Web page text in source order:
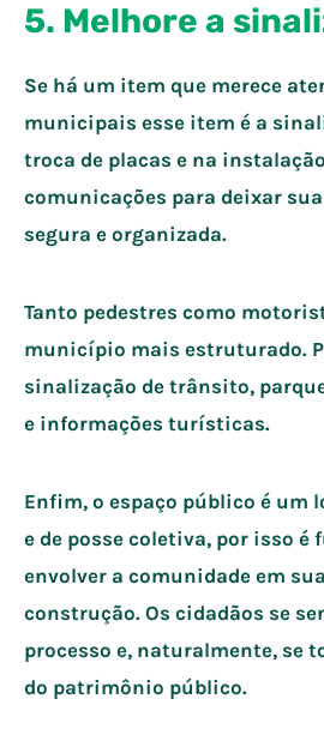
5. Melhore a
Se há um item que merece
municipais esse item é a
troca de placas e na
comunicações para deixar
segura e organizada.
Tanto pedestres como
município mais estruturado.
sinalização de trânsito,
e informações turísticas.
Enfim, o espaço público é um
e de posse coletiva, por isso é
envolver a comunidade em
construção. Os cidadãos se
processo e, naturalmente, se
do patrimônio público.